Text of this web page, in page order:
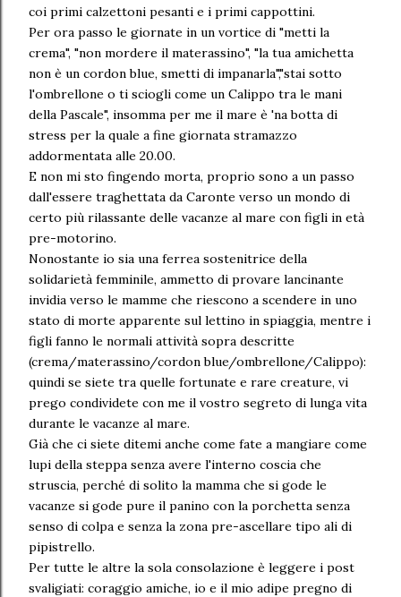
coi primi calzettoni pesanti e i primi cappottini.
Per ora passo le giornate in un vortice di "metti la
crema", "non mordere il materassino", "la tua amichetta
non è un cordon blue, smetti di impanarla","stai sotto
l'ombrellone o ti sciogli come un Calippo tra le mani
della Pascale", insomma per me il mare è 'na botta di
stress per la quale a fine giornata stramazzo
addormentata alle 20.00.
E non mi sto fingendo morta, proprio sono a un passo
dall'essere traghettata da Caronte verso un mondo di
certo più rilassante delle vacanze al mare con figli in età
pre-motorino.
Nonostante io sia una ferrea sostenitrice della
solidarietà femminile, ammetto di provare lancinante
invidia verso le mamme che riescono a scendere in uno
stato di morte apparente sul lettino in spiaggia, mentre i
figli fanno le normali attività sopra descritte
(crema/materassino/cordon blue/ombrellone/Calippo):
quindi se siete tra quelle fortunate e rare creature, vi
prego condividete con me il vostro segreto di lunga vita
durante le vacanze al mare.
Già che ci siete ditemi anche come fate a mangiare come
lupi della steppa senza avere l'interno coscia che
struscia, perché di solito la mamma che si gode le
vacanze si gode pure il panino con la porchetta senza
senso di colpa e senza la zona pre-ascellare tipo ali di
pipistrello.
Per tutte le altre la sola consolazione è leggere i post
svaligiati: coraggio amiche, io e il mio adipe pregno di